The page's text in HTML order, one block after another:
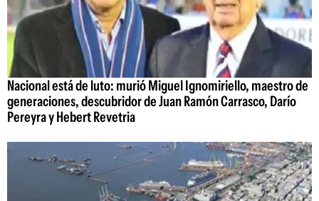
Nacional está de luto: murió Miguel Ignomiriello, maestro de
generaciones, descubridor de Juan Ramón Carrasco, Darío
Pereyra y Hebert Revetria